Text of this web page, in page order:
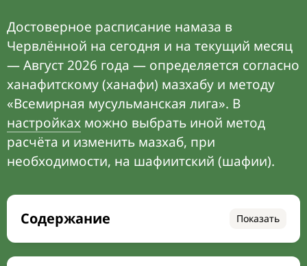
Достоверное расписание намаза в
Червлённой на сегодня и на текущий месяц
— Август 2026 года — определяется согласно
ханафитскому (ханафи) мазхабу и методу
«Всемирная мусульманская лига». В
настройках можно выбрать иной метод
расчёта и изменить мазхаб, при
необходимости, на шафиитский (шафии).
Содержание Показать
Время намаза на сегодня